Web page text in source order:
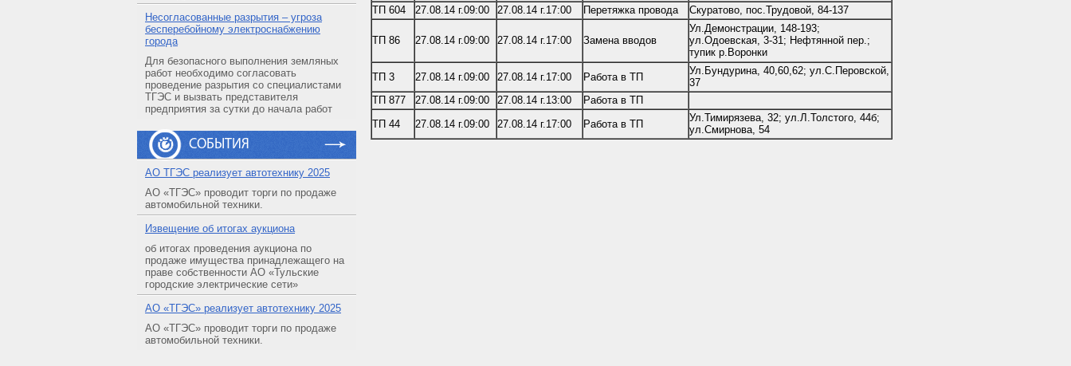
Несогласованные разрытия – угроза
бесперебойному электроснабжению
города
Для безопасного выполнения земляных
работ необходимо согласовать
проведение разрытия со специалистами
ТГЭС и вызвать представителя
предприятия за сутки до начала работ
СОБЫТИЯ
АO ТГЭС реализует автотехнику 2025
АО «ТГЭС» проводит торги по продаже
автомобильной техники.
Извещение об итогах аукциона
об итогах проведения аукциона по
продаже имущества принадлежащего на
праве собственности АО «Тульские
городские электрические сети»
АO «ТГЭС» реализует автотехнику 2025
АО «ТГЭС» проводит торги по продаже
автомобильной техники.
ТП 604
27.08.14 г.09:00 27.08.14 г.17:00 Перетяжка провода Скуратово, пос.Трудовой, 84-137
ТП 86 27.08.14 г.09:00 27.08.14 г.17:00 Замена вводов
Ул.Демонстрации, 148-193;
ул.Одоевская, 3-31; Нефтянной пер.;
тупик р.Воронки
ТП 3 27.08.14 г.09:00 27.08.14 г.17:00 Работа в ТП
Ул.Бундурина, 40,60,62; ул.С.Перовской,
37
ТП 877
27.08.14 г.09:00 27.08.14 г.13:00
Работа в ТП
ТП 44
27.08.14 г.09:00 27.08.14 г.17:00 Работа в ТП
Ул.Тимирязева, 32; ул.Л.Толстого, 44б;
ул.Смирнова, 54